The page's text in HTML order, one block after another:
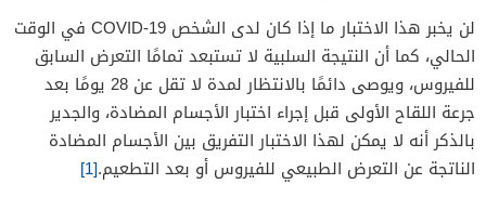
لن يخبر هذا الاختبار ما إذا كان لدى الشخص COVID-19 في الوقت
الحالي، كما أن النتيجة السلبية لا تستبعد تمامًا التعرض السابق
للفيروس، ويوصى دائمًا بالانتظار لمدة لا تقل عن 28 يومًا بعد
جرعة اللقاح الأولى قبل إجراء اختبار الأجسام المضادة، والجدير
بالذكر أنه لا يمكن لهذا الاختبار التفريق بين الأجسام المضادة
الناتجة عن التعرض الطبيعي للفيروس أو بعد التطعيم.[1]